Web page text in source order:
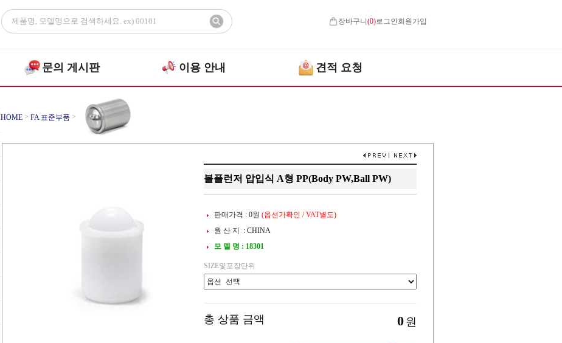
장바구니(0)로그인 회원가입
문의 게시판 이용 안내 견적 요청
HOME > FA 표준부품 >
볼플런저 압입식 A형 PP(Body PW,Ball PW)
판매가격 : 0원 (옵션가확인 / VAT별도)
원 산 지 : CHINA
모 델 명 : 18301
SIZE및포장단위
총 상품 금액 0 원